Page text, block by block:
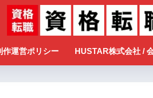
作運営ポリシー HUSTAR株式会社 /